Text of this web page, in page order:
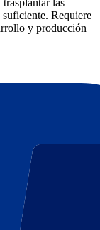
las
Requiere
y producción